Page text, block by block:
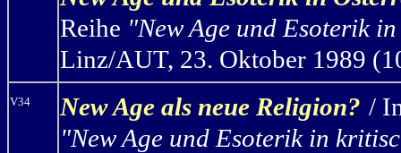
Reihe "New Age und Esoterik
Linz/AUT, 23. Oktober 1989
V34 New Age als neue Religion? /
"New Age und Esoterik in